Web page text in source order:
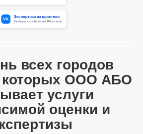
всех городов
которых ООО АБО
услуги
оценки и